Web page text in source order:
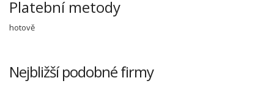
Platební metody
hotově
Nejbližší podobné firmy